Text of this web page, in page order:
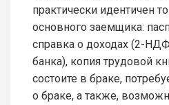
практически идентичен
основного заемщика:
справка о доходах (2-
банка), копия трудовой
состоите в браке,
о браке, а также,